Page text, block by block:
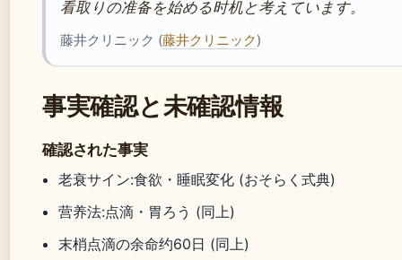
看取りの准备を始める时机と考えています。
藤井クリニック (藤井クリニック)
事実確認と未確認情報
確認された事実
老衰サイン:食欲・睡眠変化 (おそらく式典)
营养法:点滴・胃ろう (同上)
末梢点滴の余命约60日 (同上)